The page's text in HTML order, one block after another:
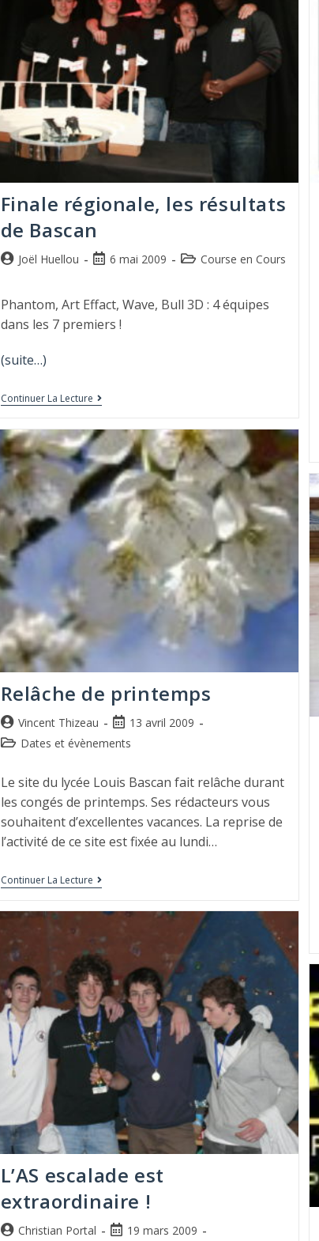
Finale régionale, les résultats
de Bascan
Joël Huellou 6 mai 2009 Course en Cours
Phantom, Art Effact, Wave, Bull 3D : 4 équipes
dans les 7 premiers !
(suite…)
Continuer La Lecture
Relâche de printemps
Vincent Thizeau
13 avril 2009
Dates et évènements
Le site du lycée Louis Bascan fait relâche durant
les congés de printemps. Ses rédacteurs vous
souhaitent d’excellentes vacances. La reprise de
l’activité de ce site est fixée au lundi…
Continuer La Lecture
L’AS escalade est
extraordinaire !
Christian Portal
19 mars 2009